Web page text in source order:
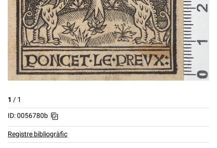
1 / 1
ID: 0056780b
Registre bibliogràfic